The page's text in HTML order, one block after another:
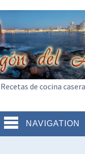
Recetas de cocina casera
NAVIGATION